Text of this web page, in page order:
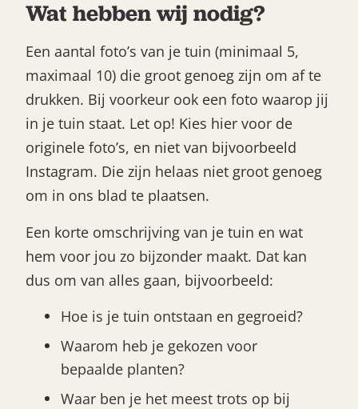
Zoek
Gardeners’ World 08/2026
Wat hebben wij nodig?
Een aantal foto’s van je tuin (minimaal 5,
maximaal 10) die groot genoeg zijn om af te
drukken. Bij voorkeur ook een foto waarop jij
in je tuin staat. Let op! Kies hier voor de
originele foto’s, en niet van bijvoorbeeld
Instagram. Die zijn helaas niet groot genoeg
om in ons blad te plaatsen.
Een korte omschrijving van je tuin en wat
hem voor jou zo bijzonder maakt. Dat kan
dus om van alles gaan, bijvoorbeeld:
Hoe is je tuin ontstaan en gegroeid?
Waarom heb je gekozen voor
bepaalde planten?
Waar ben je het meest trots op bij